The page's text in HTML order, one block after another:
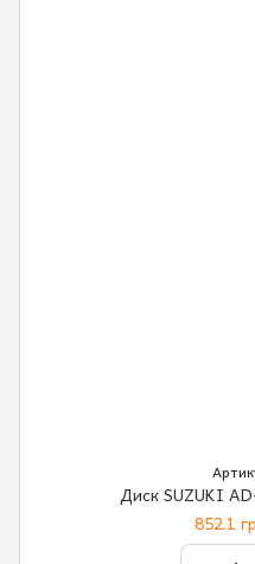
Диск SUZUKI
852.1